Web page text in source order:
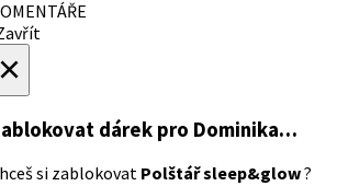
dárek pro Dominika…
si zablokovat Polštář sleep&glow?